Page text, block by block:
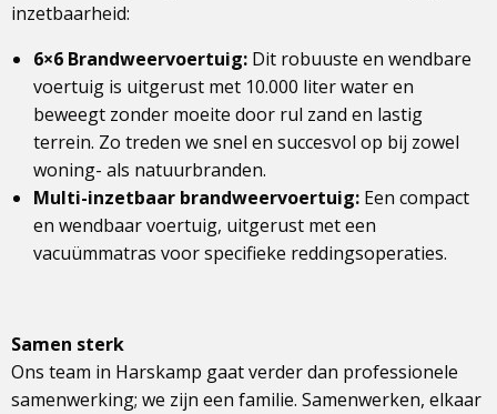
inzetbaarheid:
6×6 Brandweervoertuig: Dit robuuste en wendbare
voertuig is uitgerust met 10.000 liter water en
beweegt zonder moeite door rul zand en lastig
terrein. Zo treden we snel en succesvol op bij zowel
woning- als natuurbranden.
Multi-inzetbaar brandweervoertuig: Een compact
en wendbaar voertuig, uitgerust met een
vacuümmatras voor specifieke reddingsoperaties.
Samen sterk
Ons team in Harskamp gaat verder dan professionele
samenwerking; we zijn een familie. Samenwerken, elkaar